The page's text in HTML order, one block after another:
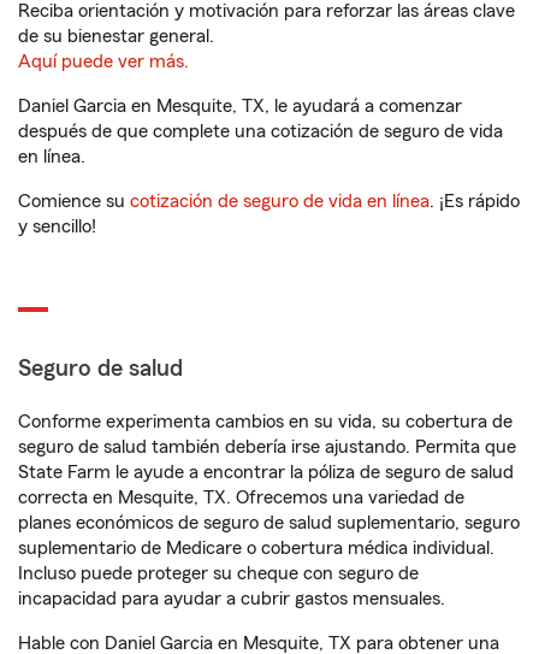
Reciba orientación y motivación para reforzar las áreas clave
de su bienestar general.
Aquí puede ver más.
Daniel Garcia en Mesquite, TX, le ayudará a comenzar
después de que complete una cotización de seguro de vida
en línea.
Comience su cotización de seguro de vida en línea. ¡Es rápido
y sencillo!
Seguro de salud
Conforme experimenta cambios en su vida, su cobertura de
seguro de salud también debería irse ajustando. Permita que
State Farm le ayude a encontrar la póliza de seguro de salud
correcta en Mesquite, TX. Ofrecemos una variedad de
planes económicos de seguro de salud suplementario, seguro
suplementario de Medicare o cobertura médica individual.
Incluso puede proteger su cheque con seguro de
incapacidad para ayudar a cubrir gastos mensuales.
Hable con Daniel Garcia en Mesquite, TX para obtener una